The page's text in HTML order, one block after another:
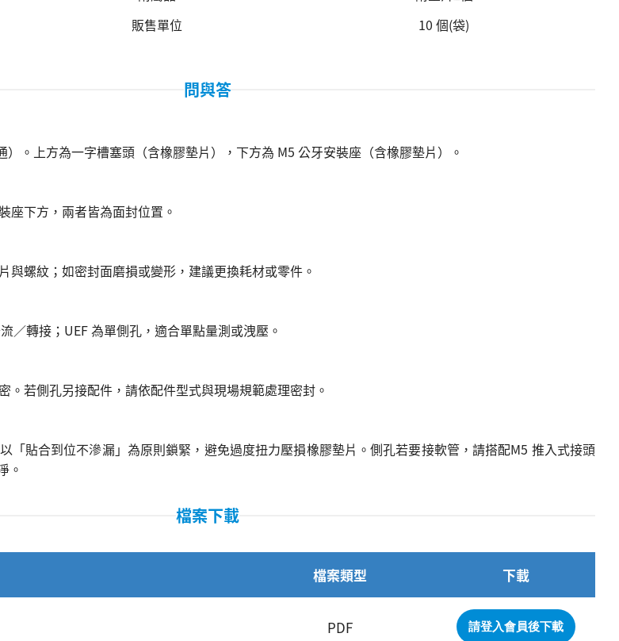
販售單位
10 個(袋)
問與答
）。上方為一字槽塞頭（含橡膠墊片），下方為 M5 公牙安裝座（含橡膠墊片）。
座下方，兩者皆為面封位置。
與螺紋；如密封面磨損或變形，建議更換耗材或零件。
／轉接；UEF 為單側孔，適合單點量測或洩壓。
。若側孔另接配件，請依配件型式與現場規範處理密封。
「貼合到位不滲漏」為原則鎖緊，避免過度扭力壓損橡膠墊片。側孔若要接軟管，請搭配M5 推入式接頭
。
檔案下載
檔案類型 下載
PDF 請登入會員後下載